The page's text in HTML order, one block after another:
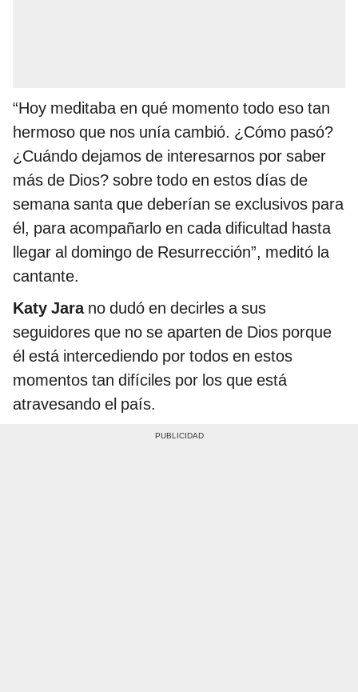
“Hoy meditaba en qué momento todo eso tan
hermoso que nos unía cambió. ¿Cómo pasó?
¿Cuándo dejamos de interesarnos por saber
más de Dios? sobre todo en estos días de
semana santa que deberían se exclusivos para
él, para acompañarlo en cada dificultad hasta
llegar al domingo de Resurrección”, meditó la
cantante.
Katy Jarano dudó en decirles a sus
seguidores que no se aparten de Dios porque
él está intercediendo por todos en estos
momentos tan difíciles por los que está
atravesando el país.